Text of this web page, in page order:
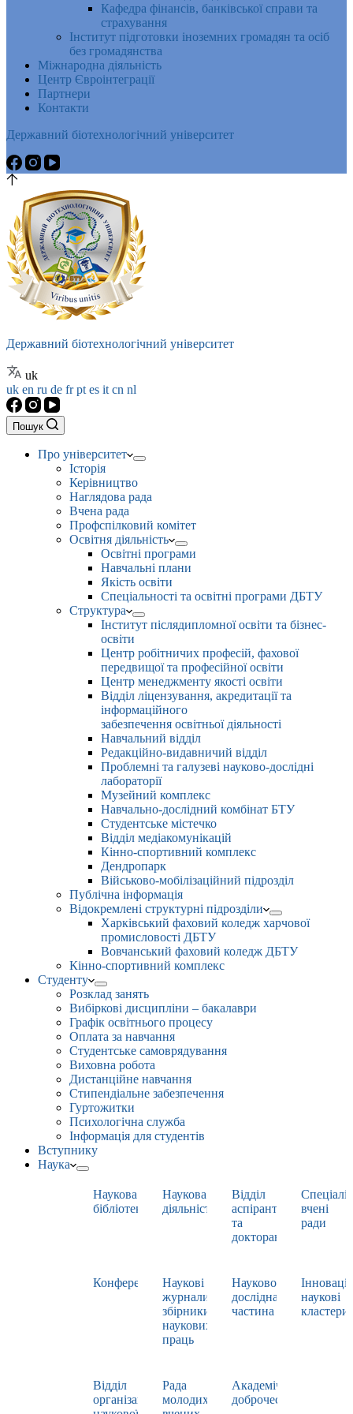
Кафедра фінансів, банківської справи та
страхування
Інститут підготовки іноземних громадян та осіб
без громадянства
Міжнародна діяльність
Центр Євроінтеграції
Партнери
Контакти
Державний біотехнологічний університет
Державний біотехнологічний університет
uk
uk en ru de frpt es it cn nl
Пошук
Про університет
Історія
Керівництво
Наглядова рада
Вчена рада
Профспілковий комітет
Освітня діяльність
Освітні програми
Навчальні плани
Якість освіти
Спеціальності та освітні програми ДБТУ
Структура
Інститут післядипломної освіти та бізнес-
освіти
Центр робітничих професій, фахової
передвищої та професійної освіти
Центр менеджменту якості освіти
Відділ ліцензування, акредитації та
інформаційного
забезпечення освітньої діяльності
Навчальний відділ
Редакційно-видавничий відділ
Проблемні та галузеві науково-дослідні
лабораторії
Музейний комплекс
Навчально-дослідний комбінат БТУ
Студентське містечко
Відділ медіакомунікацій
Кінно-спортивний комплекс
Дендропарк
Військово-мобілізаційний підрозділ
Публічна інформація
Відокремлені структурні підрозділи
Харківський фаховий коледж харчової
промисловості ДБТУ
Вовчанський фаховий коледж ДБТУ
Кінно-спортивний комплекс
Студенту
Розклад занять
Вибіркові дисципліни – бакалаври
Графік освітнього процесу
Оплата за навчання
Студентське самоврядування
Виховна робота
Дистанційне навчання
Стипендіальне забезпечення
Гуртожитки
Психологічна служба
Інформація для студентів
Вступнику
Наука
Наукова
бібліотека
Наукова
діяльність
Відділ
аспірантури
та
докторантури
вчені
ради
Конференції
Наукові
журнали,
збірники
наукових
праць
Науково-
дослідна
частина
наукові
кластери
Відділ
організації
Рада
молодих
Академічна
доброчесність